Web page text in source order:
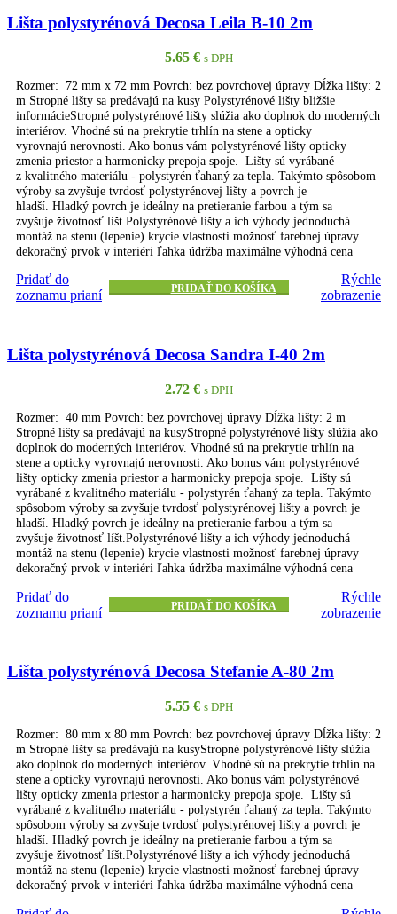
Lišta polystyrénová Decosa Leila B-10 2m
5.65 € s DPH
Rozmer: 72 mm x 72 mm Povrch: bez povrchovej úpravy Dĺžka lišty: 2
m Stropné lišty sa predávajú na kusy Polystyrénové lišty bližšie
informácieStropné polystyrénové lišty slúžia ako doplnok do moderných
interiérov. Vhodné sú na prekrytie trhlín na stene a opticky
vyrovnajú nerovnosti. Ako bonus vám polystyrénové lišty opticky
zmenia priestor a harmonicky prepoja spoje. Lišty sú vyrábané
z kvalitného materiálu - polystyrén ťahaný za tepla. Takýmto spôsobom
výroby sa zvyšuje tvrdosť polystyrénovej lišty a povrch je
hladší. Hladký povrch je ideálny na pretieranie farbou a tým sa
zvyšuje životnosť líšt.Polystyrénové lišty a ich výhody jednoduchá
montáž na stenu (lepenie) krycie vlastnosti možnosť farebnej úpravy
dekoračný prvok v interiéri ľahka údržba maximálne výhodná cena
Pridať do
zoznamu prianí
PRIDAŤ DO KOŠÍKA
Rýchle
zobrazenie
Lišta polystyrénová Decosa Sandra I-40 2m
2.72 € s DPH
Rozmer: 40 mm Povrch: bez povrchovej úpravy Dĺžka lišty: 2 m
Stropné lišty sa predávajú na kusyStropné polystyrénové lišty slúžia ako
doplnok do moderných interiérov. Vhodné sú na prekrytie trhlín na
stene a opticky vyrovnajú nerovnosti. Ako bonus vám polystyrénové
lišty opticky zmenia priestor a harmonicky prepoja spoje. Lišty sú
vyrábané z kvalitného materiálu - polystyrén ťahaný za tepla. Takýmto
spôsobom výroby sa zvyšuje tvrdosť polystyrénovej lišty a povrch je
hladší. Hladký povrch je ideálny na pretieranie farbou a tým sa
zvyšuje životnosť líšt.Polystyrénové lišty a ich výhody jednoduchá
montáž na stenu (lepenie) krycie vlastnosti možnosť farebnej úpravy
dekoračný prvok v interiéri ľahka údržba maximálne výhodná cena
Pridať do
zoznamu prianí
PRIDAŤ DO KOŠÍKA
Rýchle
zobrazenie
Lišta polystyrénová Decosa Stefanie A-80 2m
5.55 € s DPH
Rozmer: 80 mm x 80 mm Povrch: bez povrchovej úpravy Dĺžka lišty: 2
m Stropné lišty sa predávajú na kusyStropné polystyrénové lišty slúžia
ako doplnok do moderných interiérov. Vhodné sú na prekrytie trhlín na
stene a opticky vyrovnajú nerovnosti. Ako bonus vám polystyrénové
lišty opticky zmenia priestor a harmonicky prepoja spoje. Lišty sú
vyrábané z kvalitného materiálu - polystyrén ťahaný za tepla. Takýmto
spôsobom výroby sa zvyšuje tvrdosť polystyrénovej lišty a povrch je
hladší. Hladký povrch je ideálny na pretieranie farbou a tým sa
zvyšuje životnosť líšt.Polystyrénové lišty a ich výhody jednoduchá
montáž na stenu (lepenie) krycie vlastnosti možnosť farebnej úpravy
dekoračný prvok v interiéri ľahka údržba maximálne výhodná cena